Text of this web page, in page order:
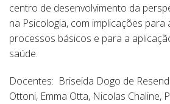
centro de desenvolvimento da
na Psicologia, com implicações
processos básicos e para a
saúde.
Docentes: Briseida Dogo de
Ottoni, Emma Otta, Nicolas Chaline,